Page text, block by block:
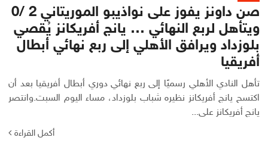
صن داونز يفوز على نواذيبو الموريتاني 2 /0
ويتأهل لربع النهائي … يانج أفريكانز يُقصي
بلوزداد ويرافق الأهلي إلى ربع نهائي أبطال
أفريقيا
تأهل النادي الأهلي رسميًا إلى ربع نهائي دوري أبطال أفريقيا بعد أن
اكتسح يانج أفريكانز نظيره شباب بلوزداد، مساء اليوم السبت.وانتصر
يانج أفريكانز على...
أكمل القراءة